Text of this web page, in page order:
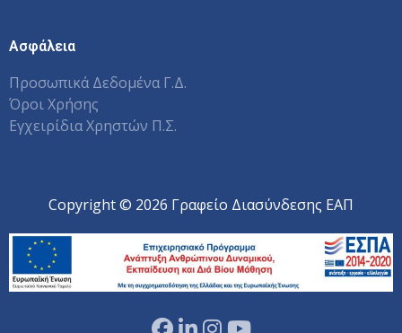
Ασφάλεια
Προσωπικά Δεδομένα Γ.Δ.
Όροι Χρήσης
Εγχειρίδια Χρηστών Π.Σ.
Copyright © 2026 Γραφείο Διασύνδεσης ΕΑΠ